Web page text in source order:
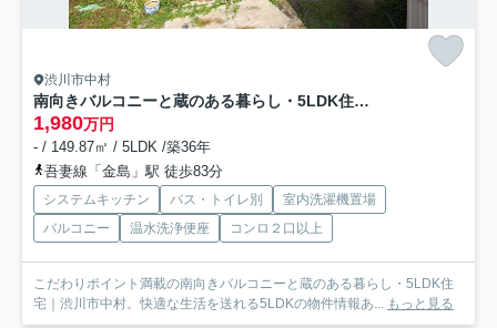
渋川市中村
南向きバルコニーと蔵のある暮らし・5LDK住宅｜渋川市中村
1,980万円
- / 149.87㎡ / 5LDK /築36年
吾妻線「金島」駅 徒歩83分
システムキッチン バス・トイレ別
室内洗濯機置場
バルコニー
温水洗浄便座 コンロ２口以上
こだわりポイント満載の南向きバルコニーと蔵のある暮らし・5LDK住
宅｜渋川市中村。快適な生活を送れる5LDKの物件情報あ... もっと見る